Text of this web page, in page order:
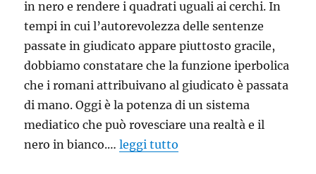
in nero e rendere i quadrati uguali ai cerchi. In
tempi in cui l’autorevolezza delle sentenze
passate in giudicato appare piuttosto gracile,
dobbiamo constatare che la funzione iperbolica
che i romani attribuivano al giudicato è passata
di mano. Oggi è la potenza di un sistema
mediatico che può rovesciare una realtà e il
nero in bianco.…leggi tutto